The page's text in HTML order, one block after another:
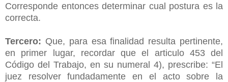
Corresponde entonces determinar cual postura es la
correcta.
Tercero: Que, para esa finalidad resulta pertinente,
en primer lugar, recordar que el articulo 453 del
Código del Trabajo, en su numeral 4), prescribe: “El
juez resolver fundadamente en el acto sobre la